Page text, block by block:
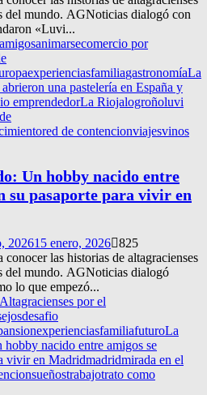
del mundo. AGNoticias dialogó con
«Luvi...
amigosanimarsecomercio por
experienciasfamiliagastronomíaLa
una pastelería en España y
emprendedorLa Riojalogroñoluvi
red de contencionviajesvinos
Un hobby nacido entre
su pasaporte para vivir en
202615 enero, 2026 825
las historias de altagracienses
del mundo. AGNoticias dialogó
lo que empezó...
Altagracienses por el
desafio
experienciasfamiliafuturoLa
nacido entre amigos se
vivir en Madridmadridmirada en el
sueñostrabajotrato como